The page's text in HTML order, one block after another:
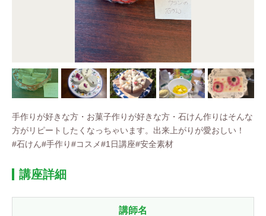
手作りが好きな方・お菓子作りが好きな方・石けん作りはそんな
方がリピートしたくなっちゃいます。出来上がりが愛おしい！
#石けん#手作り#コスメ#1日講座#安全素材
講座詳細
講師名